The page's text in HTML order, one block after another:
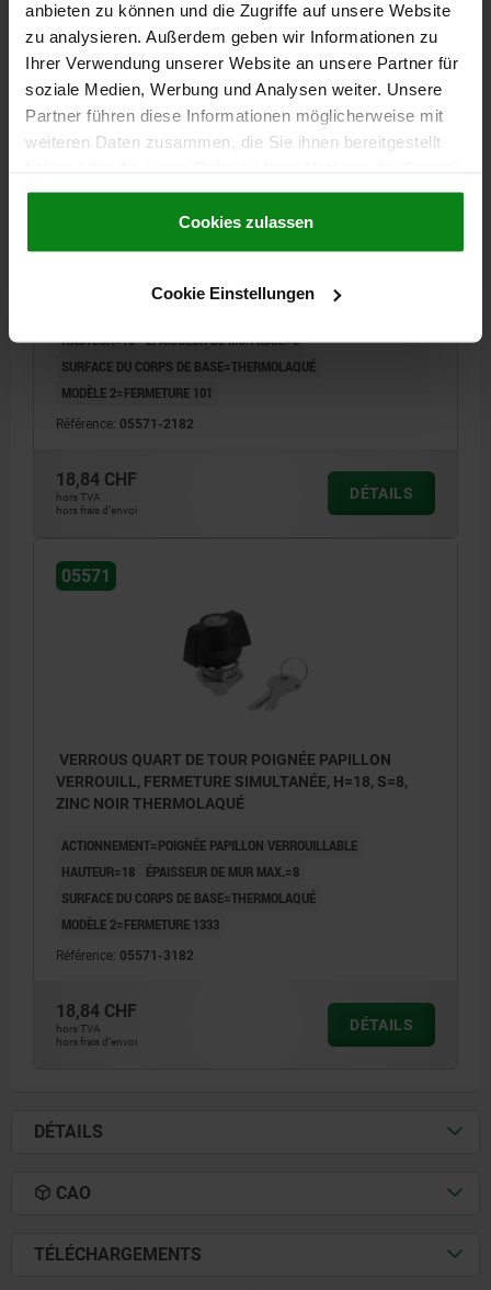
anbieten zu können und die Zugriffe auf unsere Website
zu analysieren. Außerdem geben wir Informationen zu
Ihrer Verwendung unserer Website an unsere Partner für
soziale Medien, Werbung und Analysen weiter. Unsere
Partner führen diese Informationen möglicherweise mit
weiteren Daten zusammen, die Sie ihnen bereitgestellt
gesammelt haben.Cookie Richtlinien
Datenschutz|AGB
Cookies zulassen
Cookie Einstellungen
05571
VERROUS QUART DE TOUR POIGNÉE PAPILLON
VERROUILL, FERMETURE SIMULTANÉE, H=18, S=8,
HAUTEUR=18 ÉPAISSEUR DE MUR MAX.=8
SURFACE DU CORPS DE BASE=THERMOLAQUÉ
MODÈLE 2=FERMETURE 101
Référence: 05571-2182
18,84 CHF
hors TVA
hors frais d’envoi
DÉTAILS
05571
VERROUS QUART DE TOUR POIGNÉE PAPILLON
VERROUILL, FERMETURE SIMULTANÉE, H=18, S=8,
ZINC NOIR THERMOLAQUÉ
ACTIONNEMENT=POIGNÉE PAPILLON VERROUILLABLE
HAUTEUR=18
ÉPAISSEUR DE MUR MAX.=8
SURFACE DU CORPS DE BASE=THERMOLAQUÉ
MODÈLE 2=FERMETURE 1333
Référence: 05571-3182
18,84 CHF
hors TVA
hors frais d’envoi
DÉTAILS
DÉTAILS
CAO
TÉLÉCHARGEMENTS